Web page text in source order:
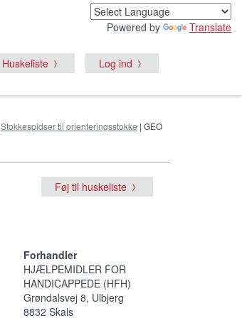
Powered by Translate
Huskeliste Log ind
Stokkespidser til orienteringsstokke | GEO
Føj til huskeliste
Forhandler
HJÆLPEMIDLER FOR
HANDICAPPEDE (HFH)
Grøndalsvej 8, Ulbjerg
8832 Skals